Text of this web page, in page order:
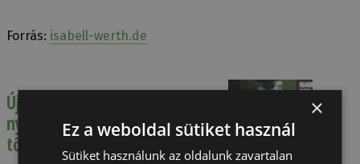
Forrás: isabell-werth.de
Új Wintec díjlovas
nyereg Isabell Werth-
től
×
Ez a weboldal sütiket használ
Sütiket használunk az oldalunk zavartalan